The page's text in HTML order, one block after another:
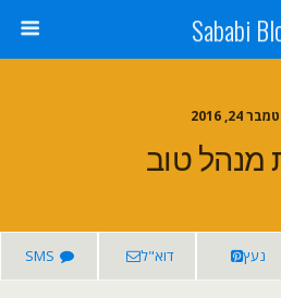
Sababi
24, 2016
מנהל טוב
נעץ דוא"ל SMS